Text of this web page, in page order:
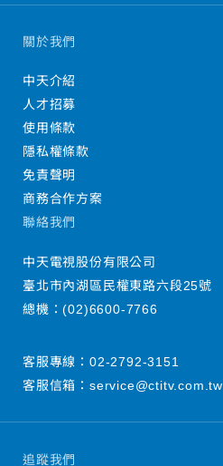
追蹤我們
關於我們
中天介紹
人才招募
使用條款
隱私權條款
免責聲明
商務合作方案
聯絡我們
中天電視股份有限公司
臺北市內湖區民權東路六段25號
總機：(02)6600-7766
客服專線： 02-2792-3151
客服信箱： service@ctitv.com.tw